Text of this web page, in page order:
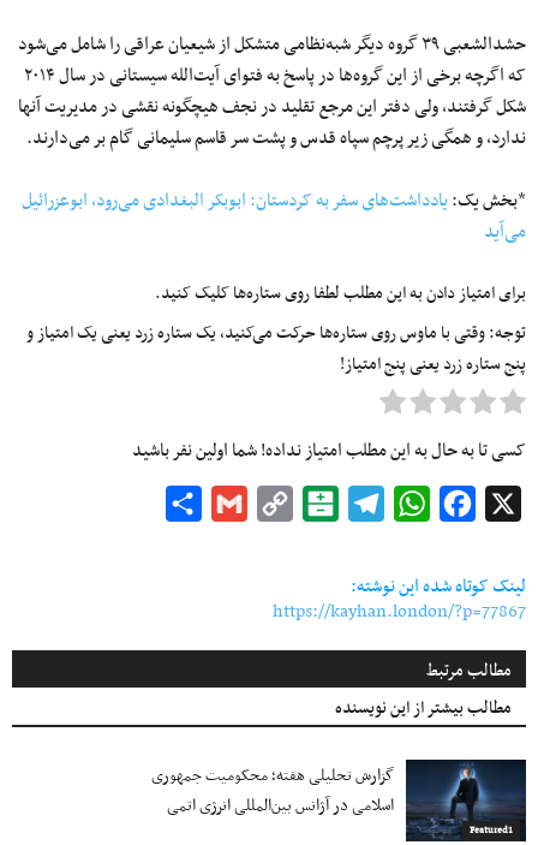
حشدالشعبی ۳۹ گروه دیگر شبه‌نظامی متشکل از شیعیان عراقی را شامل می‌شود
که اگرچه برخی از این گروه‌ها در پاسخ به فتوای آیت‌الله سیستانی در سال ۲۰۱۴
شکل گرفتند، ولی دفتر این مرجع تقلید در نجف هیچگونه نقشی در مدیریت آنها
ندارد، و همگی زیر پرچم سپاه قدس و پشت سر قاسم سلیمانی گام بر می‌دارند.
*بخش یک:یادداشت‌های سفر به کردستان: ابوبکر البغدادی می‌رود، ابوعزرائیل
می‌آید
برای امتیاز دادن به این مطلب لطفا روی ستاره‌ها کلیک کنید.
توجه: وقتی با ماوس روی ستاره‌ها حرکت می‌کنید، یک ستاره زرد یعنی یک امتیاز و
پنج ستاره زرد یعنی پنج امتیاز!
کسی تا به حال به این مطلب امتیاز نداده! شما اولین نفر باشید
Facebook
WhatsApp
Telegram
Balatarin
Copy
Gmail
لینک کوتاه شده این نوشته:
https://kayhan.london/?p=77867
مطالب مرتبط
مطالب بیشتر از این نویسنده
Featured1
گزارش تحلیلی هفته؛ محکومیت جمهوری
اسلامی در آژانس بین‌المللی انرژی اتمی